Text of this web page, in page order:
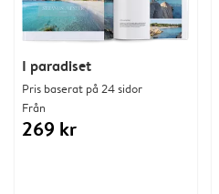
I paradiset
Pris baserat på 24 sidor
Från
269 kr